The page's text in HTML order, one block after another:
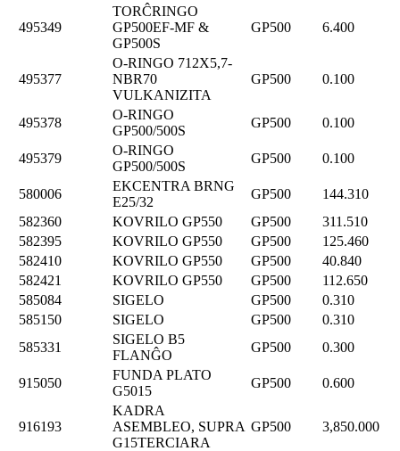
495349
TORĈRINGO
GP500EF-MF &
GP500S
GP500 6.400
495377
O-RINGO 712X5,7-
NBR70
VULKANIZITA
GP500 0.100
495378
O-RINGO
GP500/500S
GP500 0.100
495379
O-RINGO
GP500/500S
GP500 0.100
580006
EKCENTRA BRNG
E25/32
GP500
144.310
582360
KOVRILO GP550 GP500
311.510
582395
KOVRILO GP550 GP500
125.460
582410
KOVRILO GP550 GP500
40.840
582421
KOVRILO GP550 GP500
112.650
585084
SIGELO GP500
0.310
585150
SIGELO GP500
0.310
585331
SIGELO B5
FLANĜO
GP500 0.300
915050
FUNDA PLATO
G5015
GP500 0.600
916193
KADRA
ASEMBLEO, SUPRA
G15TERCIARA
GP500 3,850.000